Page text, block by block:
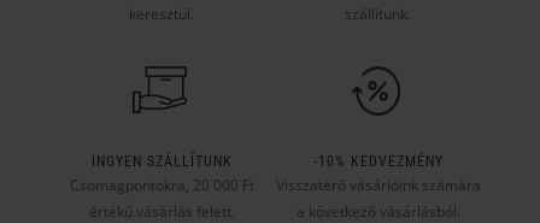
keresztül.
szállítunk.
INGYEN SZÁLLÍTUNK
Csomagpontokra, 20 000 Ft
értékű vásárlás felett.
-10% KEDVEZMÉNY
Visszatérő vásárlóink számára
a következő vásárlásból.